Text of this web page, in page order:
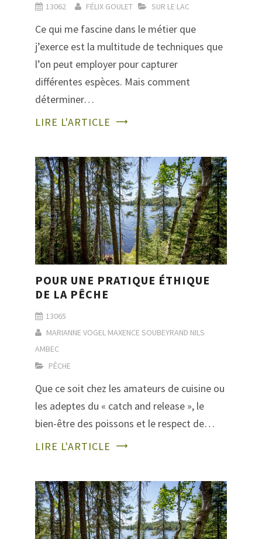
13062 FÉLIX GOULET SUR LE LAC
Ce qui me fascine dans le métier que
j’exerce est la multitude de techniques que
l’on peut employer pour capturer
différentes espèces. Mais comment
déterminer…
LIRE L'ARTICLE
POUR UNE PRATIQUE ÉTHIQUE
DE LA PÊCHE
13065
MARIANNE VOGEL MAXENCE SOUBEYRAND NILS
AMBEC
PÊCHE
Que ce soit chez les amateurs de cuisine ou
les adeptes du « catch and release », le
bien-être des poissons et le respect de…
LIRE L'ARTICLE